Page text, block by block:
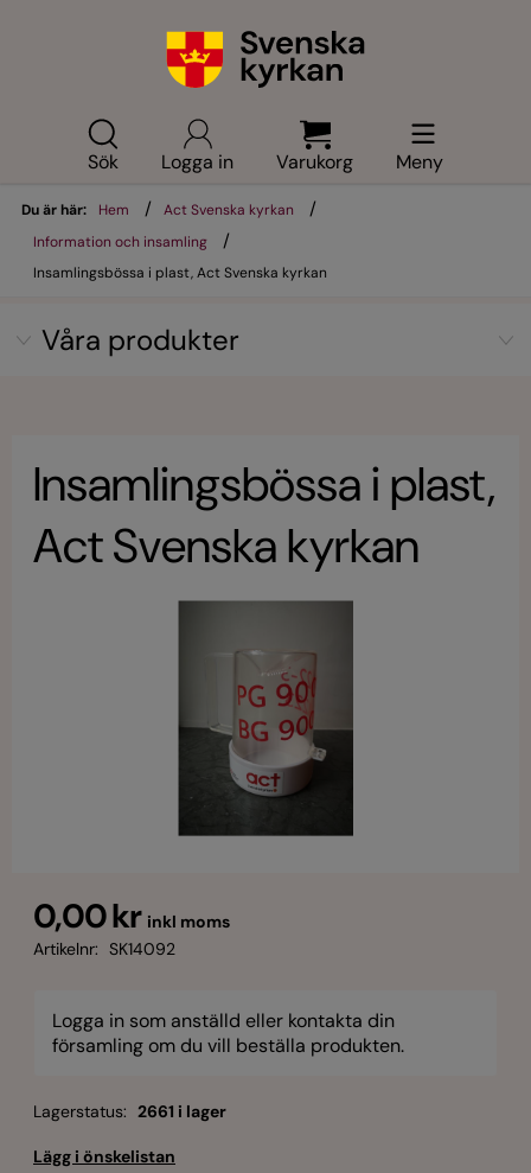
Sök Logga in Varukorg Meny
Du är här: Hem / Act Svenska kyrkan /
Information och insamling /
Insamlingsbössa i plast, Act Svenska kyrkan
Våra produkter
Insamlingsbössa i plast,
Act Svenska kyrkan
0,00 kr inkl moms
Artikelnr: SK14092
Logga in som anställd eller kontakta din
församling om du vill beställa produkten.
Lagerstatus: 2661 i lager